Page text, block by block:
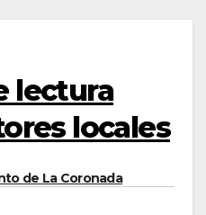
lectura
locales
de La Coronada